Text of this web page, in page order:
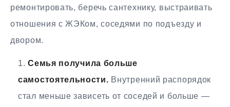
ремонтировать, беречь сантехнику, выстраивать
отношения с ЖЭКом, соседями по подъезду и
двором.
Семья получила больше
самостоятельности. Внутренний распорядок
стал меньше зависеть от соседей и больше —